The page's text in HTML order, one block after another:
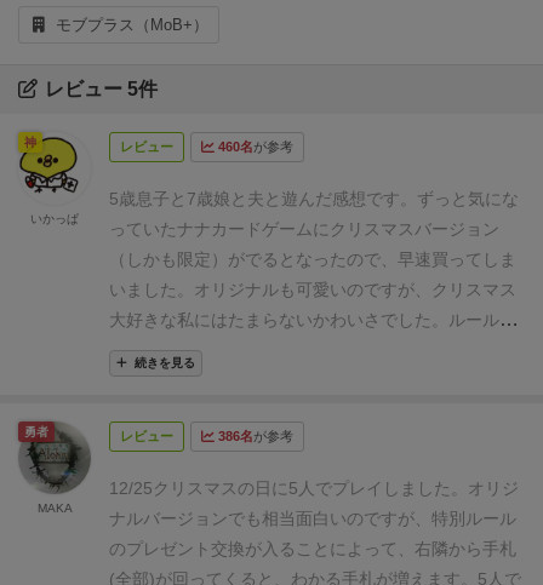
モブプラス（MoB+）
レビュー 5件
レビュー 460名が参考
5歳息子と7歳娘と夫と遊んだ感想です。 ずっと気にな
っていたナナカードゲームにクリスマスバージョン
（しかも限定）がでるとなったので、早速買ってしま
いました。 オリジナルも可愛いのですが、クリスマス
大好きな私にはたまらないかわいさでした。
ルールは
オリジナルと一緒ですが、一部の数字には下の端にプ
レゼントの絵があり（写真だと8）、これをそろえた
あります。
オリジナルルールでも、記憶力の限界を超
ナナカードゲームの基本ルールですが、1〜12ま
での数字カードが3枚ずつあり、遊ぶ人数により11な
いし12を除きます。3枚全て当てたらもらえるという
続きを見る
神
いかっぱ
レビュー 386名が参考
12/25クリスマスの日に5人でプレイしました。オリジ
ナルバージョンでも相当面白いのですが、特別ルール
のプレゼント交換が入ることによって、右隣から手札
(全部)が回ってくると、わかる手札が増えます。5人で
勇者
MAKA